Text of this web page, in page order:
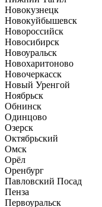
Новокузнецк
Новокуйбышевск
Новороссийск
Новосибирск
Новоуральск
Новохаритоново
Новочеркасск
Новый Уренгой
Ноябрьск
Обнинск
Одинцово
Озерск
Октябрьский
Омск
Орёл
Оренбург
Павловский Посад
Пенза
Первоуральск